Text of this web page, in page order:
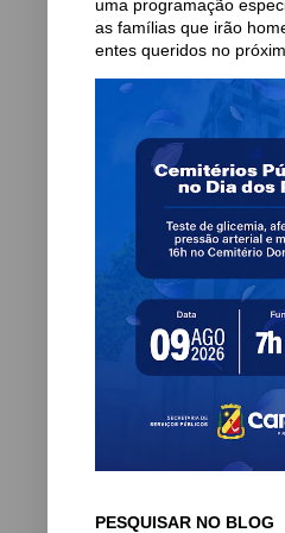
uma programação
as famílias que irão
entes queridos no
PESQUISAR NO BLOG